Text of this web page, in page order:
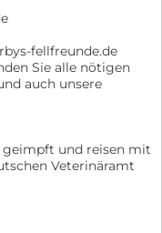
fellfreunde.de
Sie alle nötigen
auch unsere
geimpft und reisen mit
Veterinäramt